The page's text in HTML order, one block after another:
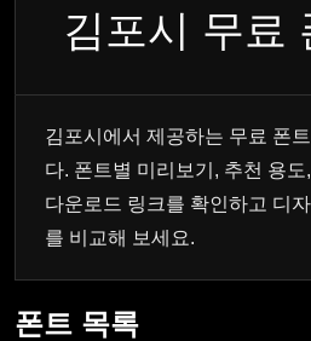
김포시 무료
김포시에서 제공하는 무료 폰
다. 폰트별 미리보기, 추천 용
다운로드 링크를 확인하고 디
를 비교해 보세요.
폰트 목록